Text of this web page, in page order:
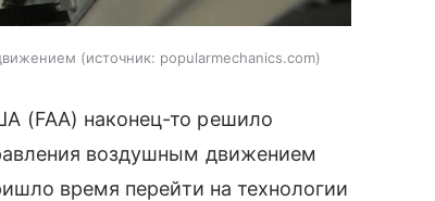
источник: popularmechanics.com
(FAA) наконец-то решило
воздушным движением
время перейти на технологии